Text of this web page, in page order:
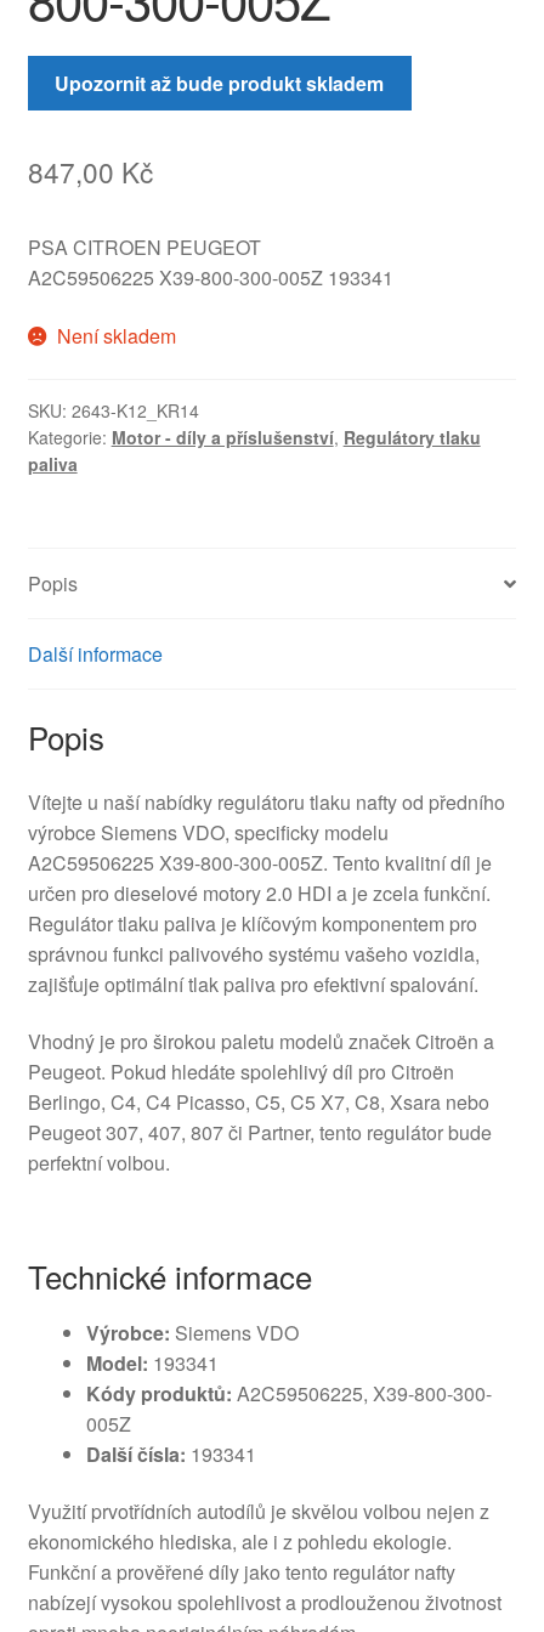
Upozornit až bude produkt skladem
847,00 Kč
PSA CITROEN PEUGEOT
A2C59506225 X39-800-300-005Z 193341
Není skladem
SKU: 2643-K12_KR14
Kategorie: Motor - díly a příslušenství, Regulátory tlaku
paliva
Popis
Další informace
Popis
Vítejte u naší nabídky regulátoru tlaku nafty od předního
výrobce Siemens VDO, specificky modelu
A2C59506225 X39-800-300-005Z. Tento kvalitní díl je
určen pro dieselové motory 2.0 HDI a je zcela funkční.
Regulátor tlaku paliva je klíčovým komponentem pro
správnou funkci palivového systému vašeho vozidla,
zajišťuje optimální tlak paliva pro efektivní spalování.
Vhodný je pro širokou paletu modelů značek Citroën a
Peugeot. Pokud hledáte spolehlivý díl pro Citroën
Berlingo, C4, C4 Picasso, C5, C5 X7, C8, Xsara nebo
Peugeot 307, 407, 807 či Partner, tento regulátor bude
perfektní volbou.
Technické informace
Výrobce: Siemens VDO
Model: 193341
Kódy produktů: A2C59506225, X39-800-300-
005Z
Další čísla: 193341
Využití prvotřídních autodílů je skvělou volbou nejen z
ekonomického hlediska, ale i z pohledu ekologie.
Funkční a prověřené díly jako tento regulátor nafty
nabízejí vysokou spolehlivost a prodlouženou životnost